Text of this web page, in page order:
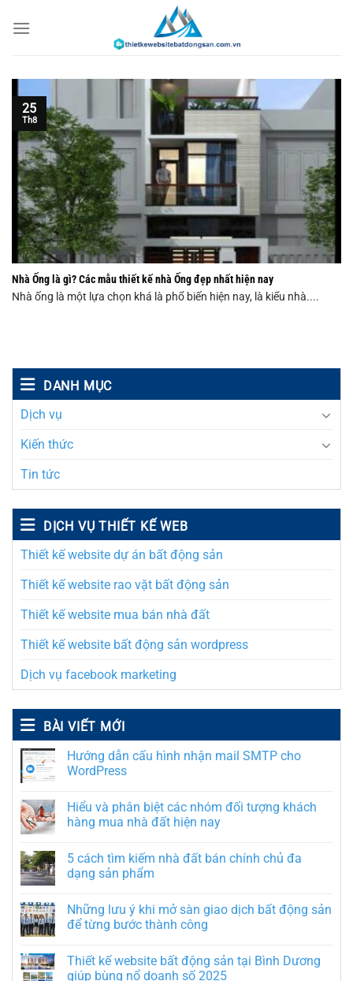
đến
DANH MỤC
Dịch vụ
Kiến thức
Tin tức
DỊCH VỤ THIẾT KẾ WEB
Thiết kế website dự án bất động sản
Thiết kế website rao vặt bất động sản
Thiết kế website mua bán nhà đất
Thiết kế website bất động sản wordpress
Dịch vụ facebook marketing
BÀI VIẾT MỚI
Hướng dẫn cấu hình nhận mail SMTP cho
WordPress
Hiểu và phân biệt các nhóm đối tượng khách
hàng mua nhà đất hiện nay
5 cách tìm kiếm nhà đất bán chính chủ đa
dạng sản phẩm
Những lưu ý khi mở sàn giao dịch bất động sản
để từng bước thành công
Thiết kế website bất động sản tại Bình Dương
giúp bùng nổ doanh số 2025
Nhà Ống là gì? Các mẫu thiết kế nhà Ống đẹp nhất hiện nay
Nhà ống là một lựa chọn khá là phổ biến hiện nay, là kiểu nhà....
25
Th8